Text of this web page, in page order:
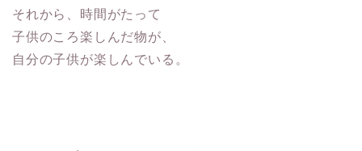
それから、時間がたって
子供のころ楽しんだ物が、
自分の子供が楽しんでいる。